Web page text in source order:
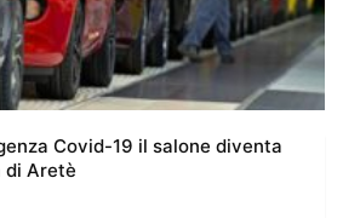
Covid-19 il salone diventa
di Aretè